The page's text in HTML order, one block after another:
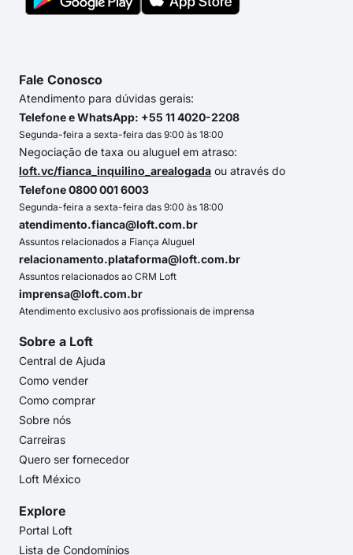
Fale Conosco
Atendimento para dúvidas gerais:
Telefone e WhatsApp: +55 11 4020-2208
Segunda-feira a sexta-feira das 9:00 às 18:00
Negociação de taxa ou aluguel em atraso:
loft.vc/fianca_inquilino_arealogada ou através do
Telefone 0800 001 6003
Segunda-feira a sexta-feira das 9:00 às 18:00
atendimento.fianca@loft.com.br
Assuntos relacionados a Fiança Aluguel
relacionamento.plataforma@loft.com.br
Assuntos relacionados ao CRM Loft
imprensa@loft.com.br
Atendimento exclusivo aos profissionais de imprensa
Sobre a Loft
Central de Ajuda
Como vender
Como comprar
Sobre nós
Carreiras
Quero ser fornecedor
Loft México
Explore
Portal Loft
Lista de Condomínios